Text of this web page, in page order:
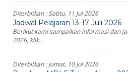
Diterbitkan :Sabtu, 11 Jul 2026
Jadwal Pelajaran 13-17 Juli 2026
Berikut kami sampaikan informasi dan
2026, klik...
Diterbitkan :Jumat, 10 Jul 2026